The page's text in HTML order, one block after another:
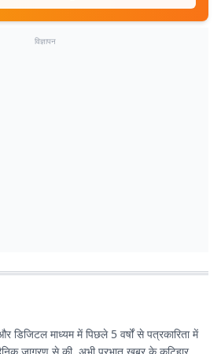
विज्ञापन
डिजिटल माध्यम में पिछले 5 वर्षों से पत्रकारिता में